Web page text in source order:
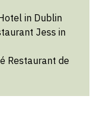
in Dublin
Jess in
Restaurant de